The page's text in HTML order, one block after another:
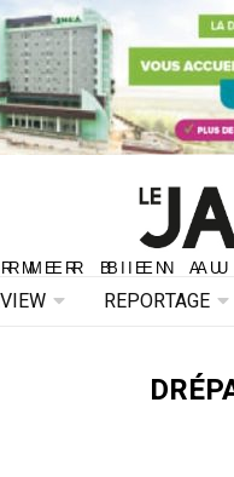
BIEN
BIEN
REPORTAGE